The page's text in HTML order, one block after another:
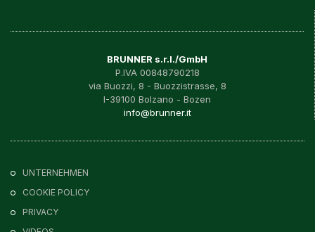
BRUNNER s.r.l./GmbH
P.IVA 00848790218
via Buozzi, 8 - Buozzistrasse, 8
I-39100 Bolzano - Bozen
info@brunner.it
UNTERNEHMEN
COOKIE POLICY
PRIVACY